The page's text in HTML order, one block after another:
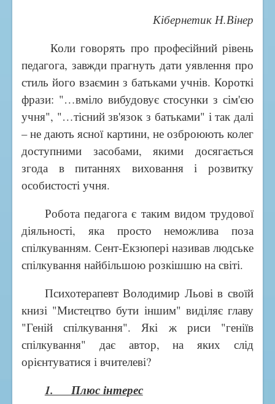
Спортивно-масовий проєкт "Пліч-о-Пліч"
Бібліотека
Наші досягнення
Переможці олімпіад
Призери МАН
Медалісти
Соціалізація
Їдальня
Кібернетик Н.Вінер
Коли говорять про професійний рівень
педагога, завжди прагнуть дати уявлення про
стиль його взаємин з батьками учнів. Короткі
фрази: "…вміло вибудовує стосунки з сім'єю
учня", "…тісний зв'язок з батьками" і так далі
– не дають ясної картини, не озброюють колег
доступними засобами, якими досягається
згода в питаннях виховання і розвитку
особистості учня.
Робота педагога є таким видом трудової
діяльності, яка просто неможлива поза
спілкуванням. Сент-Екзюпері називав людське
спілкування найбільшою розкішшю на світі.
Психотерапевт Володимир Льові в своїй
книзі "Мистецтво бути іншим" виділяє главу
"Геній спілкування". Які ж риси "геніїв
спілкування" дає автор, на яких слід
орієнтуватися і вчителеві?
1. Плюс інтерес